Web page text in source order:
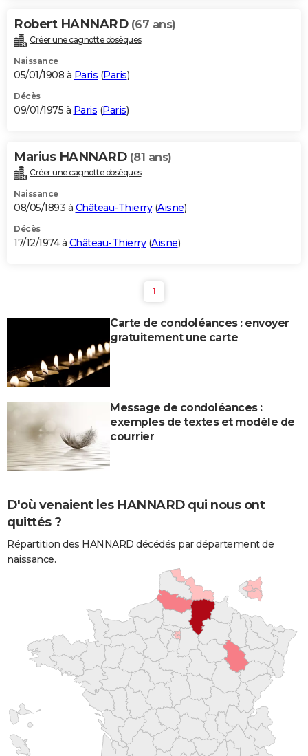
Robert HANNARD (67 ans)
Créer une cagnotte obsèques
Naissance
05/01/1908 à Paris (Paris)
Décès
09/01/1975 à Paris (Paris)
Marius HANNARD (81 ans)
Créer une cagnotte obsèques
Naissance
08/05/1893 à Château-Thierry(Aisne)
Décès
17/12/1974 à Château-Thierry(Aisne)
1
Carte de condoléances : envoyer
gratuitement une carte
Message de condoléances :
exemples de textes et modèle de
courrier
D'où venaient les HANNARD qui nous ont
quittés ?
Répartition des HANNARD décédés par département de
naissance.